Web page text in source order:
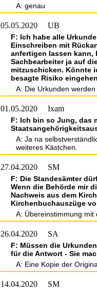
A: genau
05.05.2020 UB
F: Ich habe alle
Einschreiben mit
anfertigen lassen kann,
Sachbearbeiter ja auf
mitzuschicken. Könnte
besagte Risiko
A: Die Urkunden
01.05.2020 Ixam
F: Ich bin so Jung, das
A: Ja na
weiteres Kästchen.
27.04.2020 SM
F: Die Standesämter
Wenn die Behörde mir
Nachweis aus dem
Kirchenbuchauszüge
A: Übereinstimmung mit
26.04.2020 SA
F: Müssen die
für die Antwort - Sie
A: Eine Kopie der
14.04.2020 SM